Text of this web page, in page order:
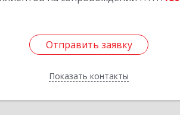
Отправить заявку
Показать контакты
Отправить заявку
Назад